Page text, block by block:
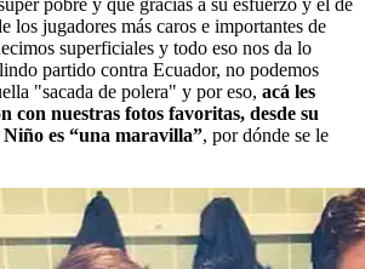
los jugadores más caros e importantes de
superficiales y todo eso nos da lo
partido contra Ecuador, no podemos
"sacada de polera" y por eso, acá les
con nuestras fotos favoritas, desde su
Niño es “una maravilla”, por dónde se le